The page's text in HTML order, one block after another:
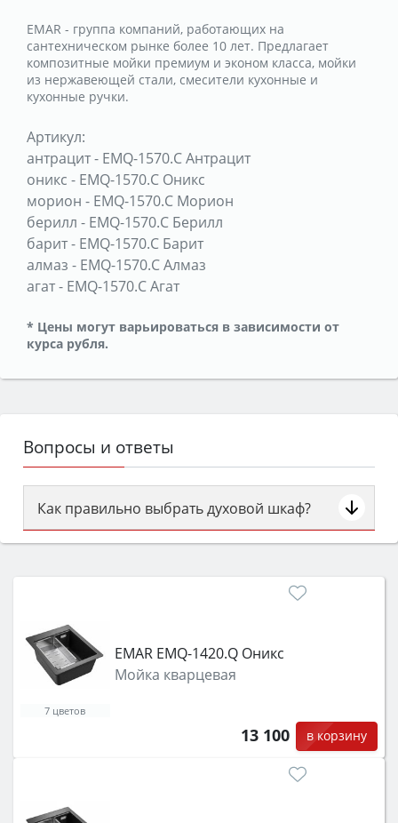
EMAR - группа компаний, работающих на
сантехническом рынке более 10 лет. Предлагает
композитные мойки премиум и эконом класса, мойки
из нержавеющей стали, смесители кухонные и
кухонные ручки.
Артикул:
антрацит- EMQ-1570.C Антрацит
оникс - EMQ-1570.C Оникс
морион - EMQ-1570.C Морион
берилл - EMQ-1570.C Берилл
барит- EMQ-1570.C Барит
алмаз - EMQ-1570.C Алмаз
агат- EMQ-1570.C Агат
* Цены могут варьироваться в зависимости от
курса рубля.
Вопросы и ответы
Как правильно выбрать духовой шкаф?
Сначала определитесь с типом (газовый или
затем смотрите на объём 50–70 л для семьи,
функции (конвекция, гриль, самоочистка,
защита от детей).EMAR EMQ-1420.Q Оникс
Мойка кварцевая
13 100 в корзину
7 цветов